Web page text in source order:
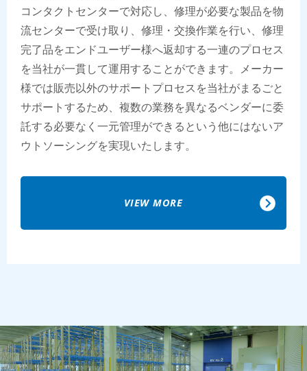
コンタクトセンターで対応し、修理が必要な製品を物
流センターで受け取り、修理・交換作業を行い、修理
完了品をエンドユーザー様へ返却する一連のプロセス
を当社が一貫して運用することができます。メーカー
様では販売以外のサポートプロセスを当社がまるごと
サポートするため、複数の業務を異なるベンダーに委
託する必要なく一元管理ができるという他にはないア
ウトソーシングを実現いたします。
VIEW MORE